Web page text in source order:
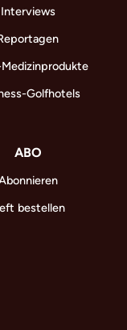
Interviews
Golfhotels
ABO
bestellen